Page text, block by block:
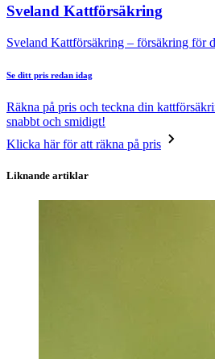
Sveland Kattförsäkring
Sveland Kattförsäkring – försäkring för
Se ditt pris redan idag
Räkna på pris och teckna din
snabbt och smidigt!
Klicka här för att räkna på pris
Liknande artiklar